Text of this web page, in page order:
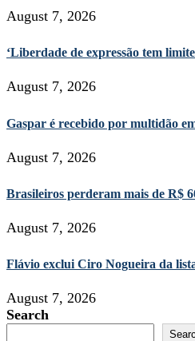
August 7, 2026
‘Liberdade de expressão tem
August 7, 2026
Gaspar é recebido por multidão
August 7, 2026
Brasileiros perderam mais de R$
August 7, 2026
Flávio exclui Ciro Nogueira da
August 7, 2026
Search